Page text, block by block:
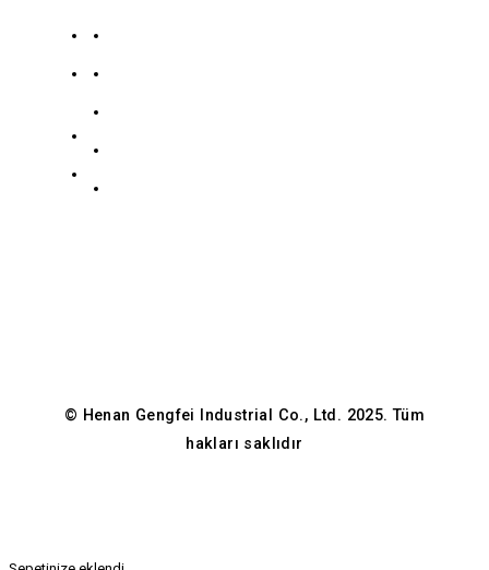
186
Guancheng
Bölgesi,
19139863252
Jenny-
© Henan Gengfei Industrial Co., Ltd. 2025. Tüm
hakları saklıdır